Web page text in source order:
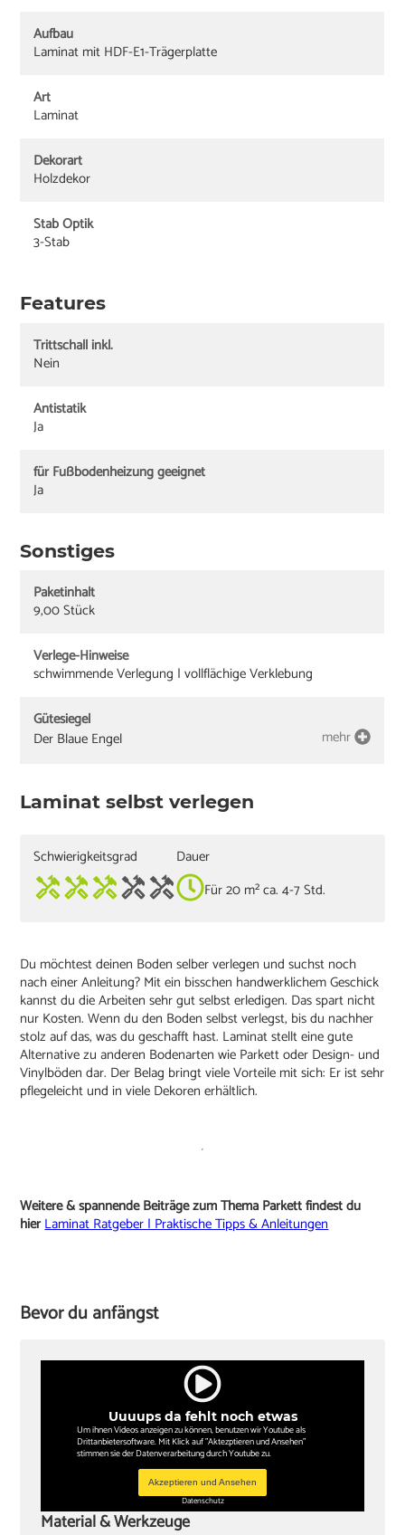
Aufbau
Laminat mit HDF-E1-Trägerplatte
Art
Laminat
Dekorart
Holzdekor
Stab Optik
3-Stab
Features
Trittschall inkl.
Nein
Antistatik
Ja
für Fußbodenheizung geeignet
Ja
Sonstiges
Paketinhalt
9,00 Stück
Verlege-Hinweise
schwimmende Verlegung | vollflächige Verklebung
Gütesiegel
Der Blaue Engel
mehr
Laminat selbst verlegen
Schwierigkeitsgrad
Dauer
Für 20 m² ca. 4-7 Std.
Du möchtest deinen Boden selber verlegen und suchst noch
nach einer Anleitung? Mit ein bisschen handwerklichem Geschick
kannst du die Arbeiten sehr gut selbst erledigen. Das spart nicht
nur Kosten. Wenn du den Boden selbst verlegst, bis du nachher
stolz auf das, was du geschafft hast. Laminat stellt eine gute
Alternative zu anderen Bodenarten wie Parkett oder Design- und
Vinylböden dar. Der Belag bringt viele Vorteile mit sich: Er ist sehr
pflegeleicht und in viele Dekoren erhältlich.
Weitere & spannende Beiträge zum Thema Parkett findest du
hierLaminat Ratgeber | Praktische Tipps & Anleitungen
Bevor du anfängst
Uuuups da fehlt noch etwas
Um ihnen Videos anzeigen zu können, benutzen wir Youtube als
Drittanbietersoftware. Mit Klick auf "Aktezptieren und Ansehen"
stimmen sie der Datenverarbeitung durch Youtube zu.
Akzeptieren und Ansehen
Datenschutz
Material & Werkzeuge